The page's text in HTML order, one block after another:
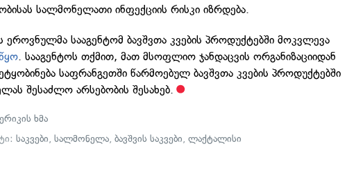
სალმონელათი ინფექციის რისკი იზრდება.
ეროვნულმა სააგენტომ ბავშვთა კვების პროდუქტებში მოკვლევა
. სააგენტოს თქმით, მათ მსოფლიო ჯანდაცვის ორგანიზაციიდან
საფრანგეთში წარმოებულ ბავშვთა კვების პროდუქტებში
შესაძლო არსებობის შესახებ.
ხმა
საკვები,სალმონელა,ბავშვის საკვები,ლაქტალისი